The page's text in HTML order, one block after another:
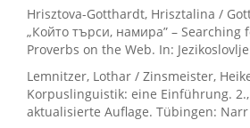
Hrisztova-Gotthardt, Hrisztalina /
„Който търси, намира” – Searching
Proverbs on the Web. In:
Lemnitzer, Lothar / Zinsmeister,
Korpuslinguistik: eine Einführung.
aktualisierte Auflage. Tübingen: Narr